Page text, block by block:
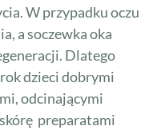
W przypadku oczu
a soczewka oka
Dlatego
dzieci dobrymi
odcinającymi
preparatami